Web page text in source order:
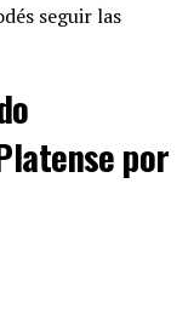
seguir las
por